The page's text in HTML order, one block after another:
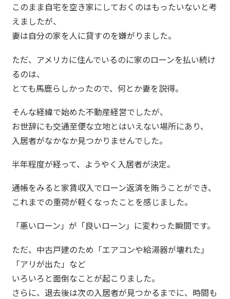
このまま自宅を空き家にしておくのはもったいないと考
えましたが、
妻は自分の家を人に貸すのを嫌がりました。
ただ、アメリカに住んでいるのに家のローンを払い続け
るのは、
とても馬鹿らしかったので、何とか妻を説得。
そんな経緯で始めた不動産経営でしたが、
お世辞にも交通至便な立地とはいえない場所にあり、
入居者がなかなか見つかりませんでした。
半年程度が経って、ようやく入居者が決定。
通帳をみると家賃収入でローン返済を賄うことができ、
これまでの重荷が軽くなったことを感じました。
「悪いローン」が「良いローン」に変わった瞬間です。
ただ、中古戸建のため「エアコンや給湯器が壊れた」
「アリが出た」など
いろいろと面倒なことが起こりました。
さらに、退去後は次の入居者が見つかるまでに、時間も